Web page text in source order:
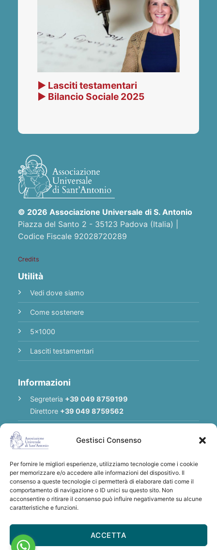
Gestisci Consenso
Per fornire le migliori esperienze, utilizziamo tecnologie come i cookie
per memorizzare e/o accedere alle informazioni del dispositivo. Il
consenso a queste tecnologie ci permetterà di elaborare dati come il
comportamento di navigazione o ID unici su questo sito. Non
acconsentire o ritirare il consenso può influire negativamente su alcune
caratteristiche e funzioni.
ACCETTA
▶ Lasciti testamentari
▶ Bilancio Sociale 2025
© 2026 Associazione Universale di S. Antonio
Piazza del Santo 2 - 35123 Padova (Italia) |
Codice Fiscale 92028720289
Credits
Utilità
Vedi dove siamo
Come sostenere
5x1000
Lasciti testamentari
Informazioni
Segreteria +39 049 8759199
Direttore +39 049 8759562
E-mail
Privacy Policy
Grazie per qualsiasi donazione a sostegno
IBAN: IT28 U030 6912 1181 0000 0012 641
- BIC/SWIFT: BCITITMM